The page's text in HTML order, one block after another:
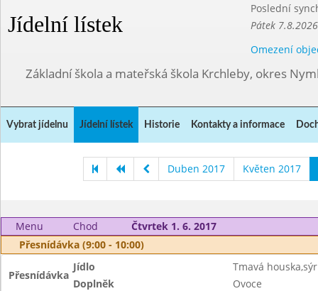
Jídelní lístek
Poslední
Pátek
Omezení
Základní škola a mateřská škola Krchleby, okres
Vybrat jídelnu Jídelní lístek Historie Kontakty a informace
Duben 2017 Květen 2017
Menu Chod
Čtvrtek 1. 6. 2017
Přesnídávka (9:00 - 10:00)
Přesnídávka
Jídlo
Tmavá
Doplněk
Ovoce